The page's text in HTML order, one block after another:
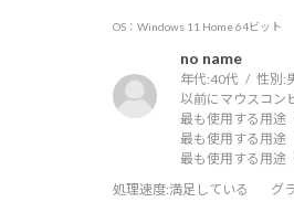
OS：Windows 11 Home 64ビット
no name
年代:40代 性別:
以前にマウスコン
最も使用する用途
最も使用する用途
最も使用する用途
処理速度:満足している グ